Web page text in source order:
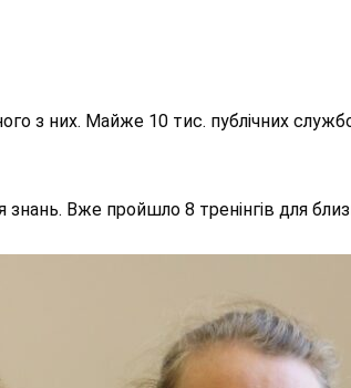
з них. Майже 10 тис. публічних
Вже пройшло 8 тренінгів для